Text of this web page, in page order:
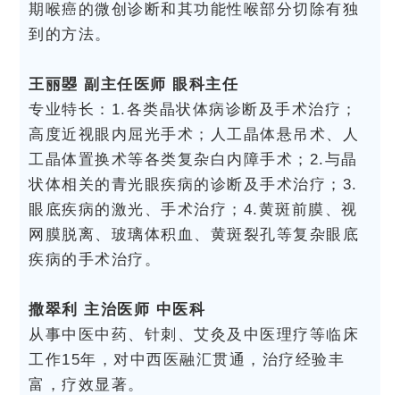
期喉癌的微创诊断和其功能性喉部分切除有独
到的方法。
王丽曌 副主任医师 眼科主任
专业特长：1.各类晶状体病诊断及手术治疗；
高度近视眼内屈光手术；人工晶体悬吊术、人
工晶体置换术等各类复杂白内障手术；2.与晶
状体相关的青光眼疾病的诊断及手术治疗；3.
眼底疾病的激光、手术治疗；4.黄斑前膜、视
网膜脱离、玻璃体积血、黄斑裂孔等复杂眼底
疾病的手术治疗。
撒翠利 主治医师 中医科
从事中医中药、针刺、艾灸及中医理疗等临床
工作15年，对中西医融汇贯通，治疗经验丰
富，疗效显著。